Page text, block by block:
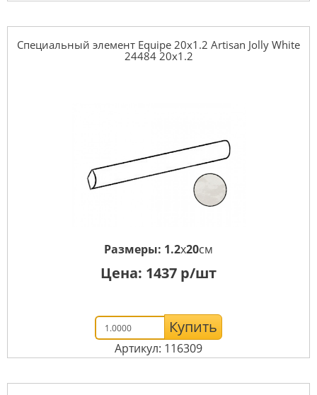
Специальный элемент Equipe 20x1.2 Artisan Jolly White
24484 20x1.2
Размеры: 1.2x20см
Цена: 1437 р/шт
Купить
Артикул: 116309